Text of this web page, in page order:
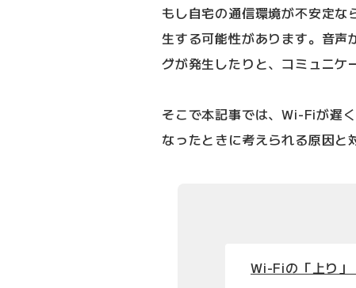
もし自宅の通信環境が不安定
生する可能性があります。音声
グが発生したりと、コミュニケ
そこで本記事では、Wi-Fiが遅
なったときに考えられる原因と
Wi-Fiの「上り」